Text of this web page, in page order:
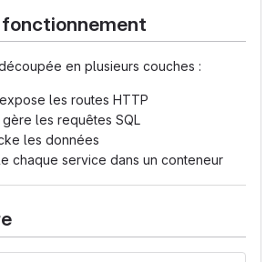
fonctionnement
en plusieurs couches :
les routes HTTP
gère les requêtes SQL
les données
chaque service dans un conteneur